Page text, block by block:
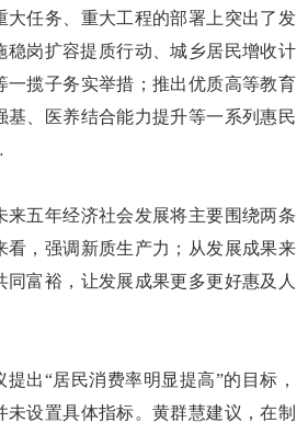
任务、重大工程的部署上突出了发
岗扩容提质行动、城乡居民增收计
一揽子务实举措；推出优质高等教育
基、医养结合能力提升等一系列惠民
五年经济社会发展将主要围绕两条
看，强调新质生产力；从发展成果来
富裕，让发展成果更多更好惠及人
出“居民消费率明显提高”的目标，
设置具体指标。黄群慧建议，在制